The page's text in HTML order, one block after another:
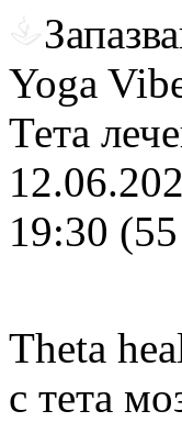
Yoga
Тета
19:30
Theta
с тета